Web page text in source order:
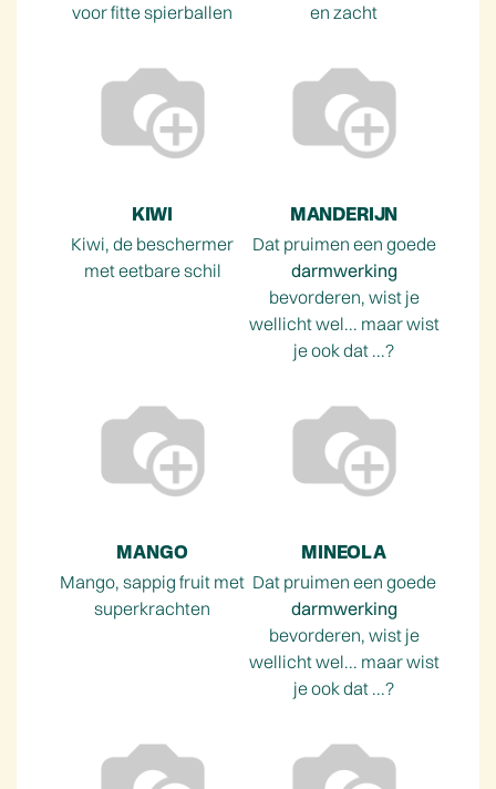
voor fitte spierballen
en zacht
KIWI
Kiwi, de beschermer
met eetbare schil
MANDERIJN
Dat pruimen een goede
darmwerking
bevorderen, wist je
wellicht wel... maar wist
je ook dat ...?
MANGO
Mango, sappig fruit met
superkrachten
MINEOLA
Dat pruimen een goede
darmwerking
bevorderen, wist je
wellicht wel... maar wist
je ook dat ...?